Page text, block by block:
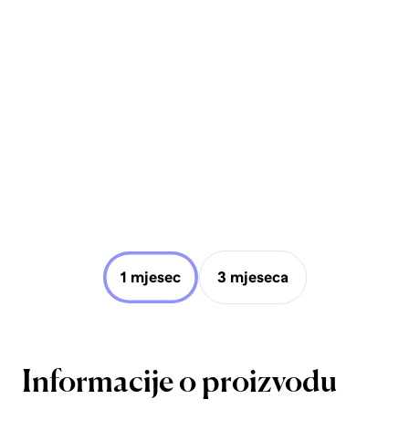
1 mjesec 3 mjeseca
Informacije o proizvodu